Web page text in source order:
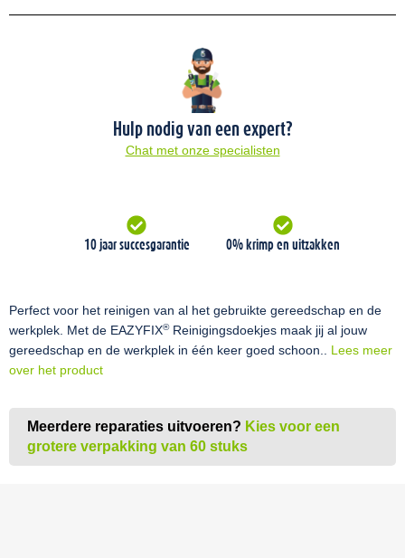
10 jaar succesgarantie 0% krimp en uitzakken
Perfect voor het reinigen van al het gebruikte gereedschap en de
werkplek. Met de EAZYFIX®Reinigingsdoekjes maak jij al jouw
gereedschap en de werkplek in één keer goed schoon.. Lees meer
over het product
Meerdere reparaties uitvoeren? Kies voor een
grotere verpakking van 60 stuks
Hulp nodig van een expert?
Chat met onze specialisten